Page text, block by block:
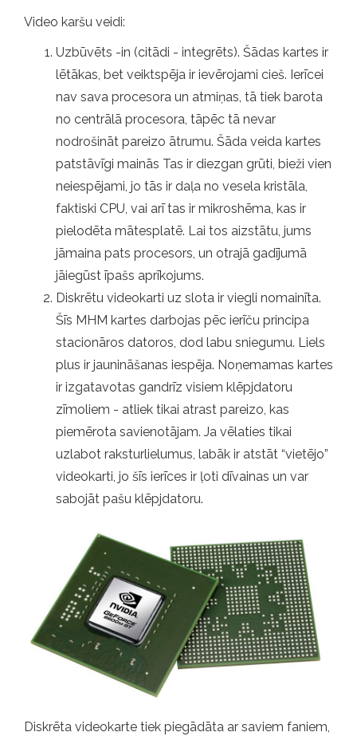
Video karšu veidi:
Uzbūvēts -in (citādi - integrēts). Šādas kartes ir
lētākas, bet veiktspēja ir ievērojami cieš. Ierīcei
nav sava procesora un atmiņas, tā tiek barota
no centrālā procesora, tāpēc tā nevar
nodrošināt pareizo ātrumu. Šāda veida kartes
patstāvīgi mainās Tas ir diezgan grūti, bieži vien
neiespējami, jo tās ir daļa no vesela kristāla,
faktiski CPU, vai arī tas ir mikroshēma, kas ir
pielodēta mātesplatē. Lai tos aizstātu, jums
jāmaina pats procesors, un otrajā gadījumā
jāiegūst īpašs aprīkojums.
Diskrētu videokarti uz slota ir viegli nomainīta.
Šīs MHM kartes darbojas pēc ierīču principa
stacionāros datoros, dod labu sniegumu. Liels
plus ir jaunināšanas iespēja. Noņemamas kartes
ir izgatavotas gandrīz visiem klēpjdatoru
zīmoliem - atliek tikai atrast pareizo, kas
piemērota savienotājam. Ja vēlaties tikai
uzlabot raksturlielumus, labāk ir atstāt “vietējo”
videokarti, jo šīs ierīces ir ļoti dīvainas un var
sabojāt pašu klēpjdatoru.
Diskrēta videokarte tiek piegādāta ar saviem faniem,